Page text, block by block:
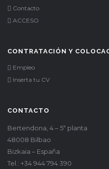
Contacto
ACCESO
CONTRATACIÓN Y
Empleo
Inserta tu CV
CONTACTO
Bertendona, 4 – 5ª planta
48008 Bilbao
Bizkaia – España
Tel.: +34 944 794 390